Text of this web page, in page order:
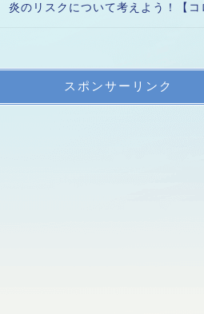
炎のリスクについて考えよう！【コ
スポンサーリンク